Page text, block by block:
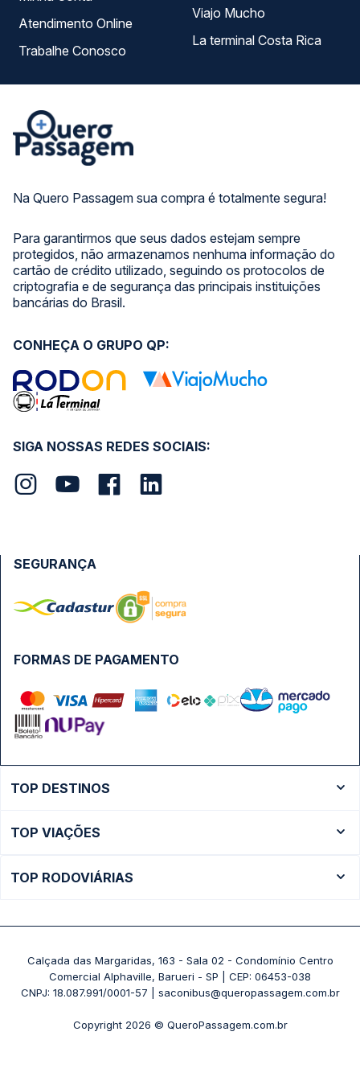
Na Quero Passagem sua compra é totalmente segura!
Para garantirmos que seus dados estejam sempre
protegidos, não armazenamos nenhuma informação do
cartão de crédito utilizado, seguindo os protocolos de
criptografia e de segurança das principais instituições
bancárias do Brasil.
Atendimento Online
Trabalhe Conosco
Viajo Mucho
La terminal Costa Rica
SIGA NOSSAS REDES SOCIAIS:
CONHEÇA O GRUPO QP:
FORMAS DE PAGAMENTO
SEGURANÇA
TOP DESTINOS
Ônibus São Paulo
TOP VIAÇÕES
Passagens Pássaro Marron
+ Viações
TOP RODOVIÁRIAS
Rodoviária Belo Horizonte - Gov. Israel Pinheiro (Tergip)
Rodoviária Curitiba
+ Rodoviárias
Calçada das Margaridas, 163 - Sala 02 - Condomínio Centro
Comercial Alphaville, Barueri - SP | CEP: 06453-038
CNPJ: 18.087.991/0001-57 | saconibus@queropassagem.com.br
Copyright 2026 © QueroPassagem.com.br